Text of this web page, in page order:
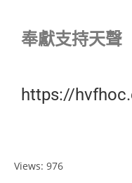
奉獻支持天聲
https://
Views: 976